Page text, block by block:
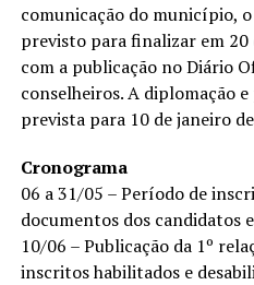
comunicação do município,
previsto para finalizar em 20
com a publicação no Diário
conselheiros. A diplomação
prevista para 10 de janeiro
Cronograma
06 a 31/05 – Período de
documentos dos candidatos
10/06 – Publicação da 1º
inscritos habilitados e